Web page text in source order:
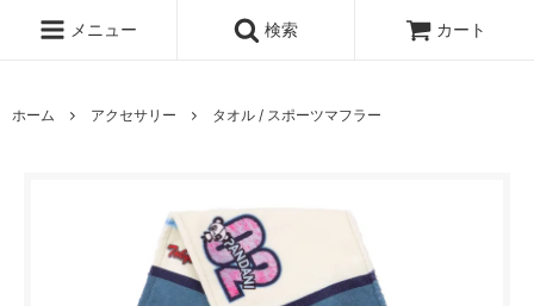
メニュー 検索 カート
ホーム アクセサリー タオル / スポーツマフラー